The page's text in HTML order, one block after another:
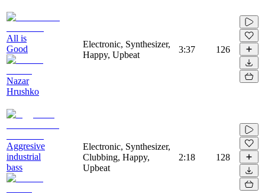
All is
Good
Nazar
Hrushko
Electronic, Synthesizer,
Happy, Upbeat
3:37 126
Aggresive
industrial
bass
Electronic, Synthesizer,
Clubbing, Happy,
Upbeat
2:18 128